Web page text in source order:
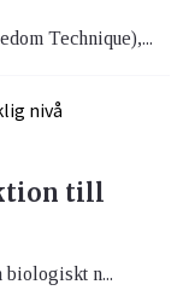
Technique),...
till
biologiskt n...